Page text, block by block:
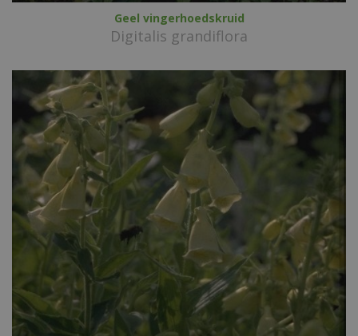
Geel vingerhoedskruid
Digitalis grandiflora